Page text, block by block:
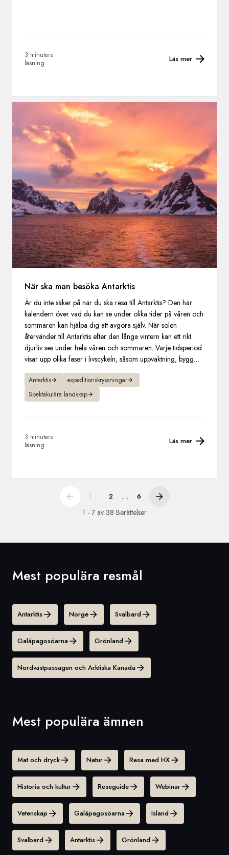
3 minuters
läsning
Läs mer
När ska man besöka Antarktis
Är du inte säker på när du ska resa till Antarktis? Den här
kalendern över vad du kan se under olika tider på våren och
sommaren kan hjälpa dig att avgöra själv. När solen
återvänder till Antarktis efter den långa vintern kan ett rikt
djurliv ses under hela våren och sommaren. Varje tidsperiod
visar upp olika faser i livscykeln, såsom uppvaktning, bygga
Antarktis
expeditionskryssningar
Spektakulära landskap
3 minuters
läsning
Läs mer
1 2 ... 6
1 - 7 av 38 Berättelser
Mest populära resmål
Antarktis Norge Svalbard
Galápagosöarna Grönland
Nordvästpassagen och Arktiska Kanada
Mest populära ämnen
Mat och dryck Natur Resa med HX
Historia och kultur Reseguide Webinar
Vetenskap Galápagosöarna Island
Svalbard Antarktis Grönland